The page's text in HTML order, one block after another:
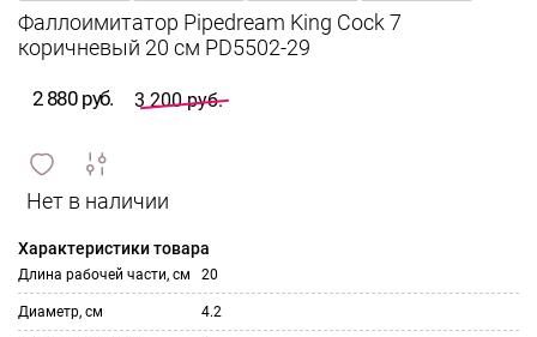
2 880 руб. 3 200 руб.
и
сравнить
ИЗБРАННОЕ
Характеристики товара
Длина рабочей части, см 20
Диаметр, см 4.2